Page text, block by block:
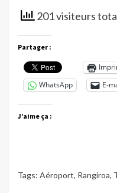
201 visiteurs
Partager :
WhatsApp
E-
J’aime ça :
Tags: Aéroport, Rangiroa,